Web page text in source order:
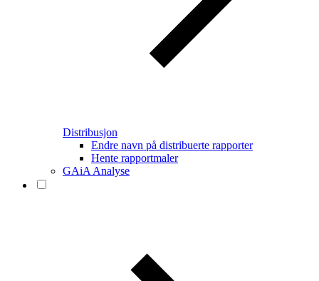
Distribusjon
Endre navn på distribuerte rapporter
Hente rapportmaler
GAiA Analyse